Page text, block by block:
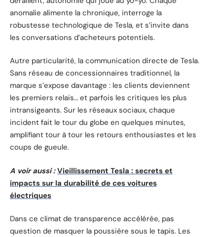
anomalie alimente la chronique, interroge la
robustesse technologique de Tesla, et s’invite dans
les conversations d’acheteurs potentiels.
Autre particularité, la communication directe de Tesla.
Sans réseau de concessionnaires traditionnel, la
marque s’expose davantage : les clients deviennent
les premiers relais… et parfois les critiques les plus
intransigeants. Sur les réseaux sociaux, chaque
incident fait le tour du globe en quelques minutes,
amplifiant tour à tour les retours enthousiastes et les
coups de gueule.
A voir aussi : Vieillissement Tesla : secrets et
impacts sur la durabilité de ces voitures
électriques
Dans ce climat de transparence accélérée, pas
question de masquer la poussière sous le tapis. Les